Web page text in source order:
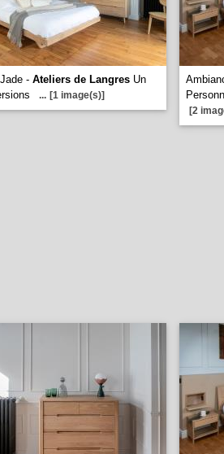
- Ateliers de Langres Un
... [1 image(s)]
[2